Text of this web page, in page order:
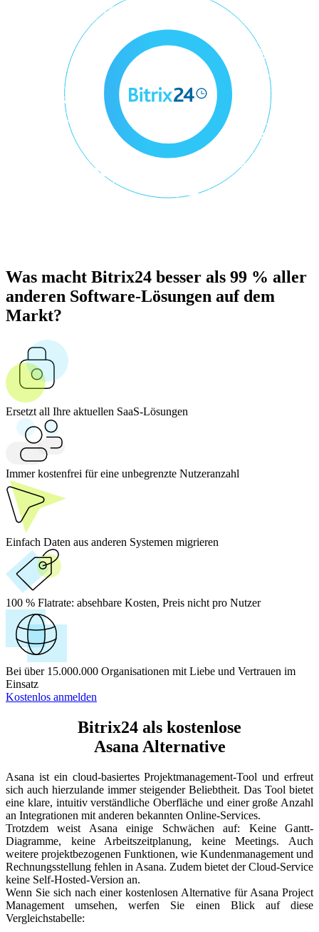
Was macht Bitrix24 besser als 99 % aller
anderen Software-Lösungen auf dem
Markt?
Ersetzt all Ihre aktuellen SaaS-Lösungen
Immer kostenfrei für eine unbegrenzte Nutzeranzahl
Einfach Daten aus anderen Systemen migrieren
100 % Flatrate: absehbare Kosten, Preis nicht pro Nutzer
Bei über 15.000.000 Organisationen mit Liebe und Vertrauen im
Einsatz
Kostenlos anmelden
Bitrix24 als kostenlose
Asana Alternative
Asana ist ein cloud-basiertes Projektmanagement-Tool und erfreut
sich auch hierzulande immer steigender Beliebtheit. Das Tool bietet
eine klare, intuitiv verständliche Oberfläche und einer große Anzahl
an Integrationen mit anderen bekannten Online-Services.
Trotzdem weist Asana einige Schwächen auf: Keine Gantt-
Diagramme, keine Arbeitszeitplanung, keine Meetings. Auch
weitere projektbezogenen Funktionen, wie Kundenmanagement und
Rechnungsstellung fehlen in Asana. Zudem bietet der Cloud-Service
keine Self-Hosted-Version an.
Wenn Sie sich nach einer kostenlosen Alternative für Asana Project
Management umsehen, werfen Sie einen Blick auf diese
Vergleichstabelle: